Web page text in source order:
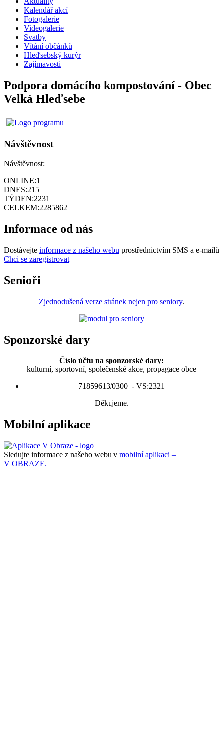
Kalendář akcí
Fotogalerie
Videogalerie
Svatby
Vítání občánků
Hleďsebský kurýr
Zajímavosti
Podpora domácího kompostování - Obec
Velká Hleďsebe
Návštěvnost
Návštěvnost:
ONLINE:1
DNES:215
TÝDEN:2231
CELKEM:2285862
Informace od nás
Dostávejte informace z našeho webu prostřednictvím SMS a e-mailů
Chci se zaregistrovat
Senioři
Zjednodušená verze stránek nejen pro seniory.
Sponzorské dary
Číslo účtu na sponzorské dary:
kulturní, sportovní, společenské akce, propagace obce
71859613/0300 - VS:2321
Děkujeme.
Mobilní aplikace
Sledujte informace z našeho webu v mobilní aplikaci –
V OBRAZE.